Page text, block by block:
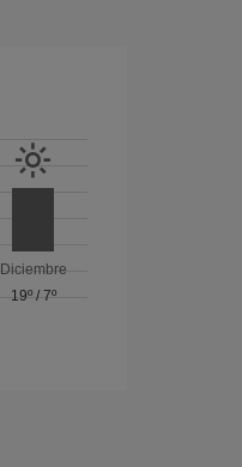
Diciembre
19º/ 7º